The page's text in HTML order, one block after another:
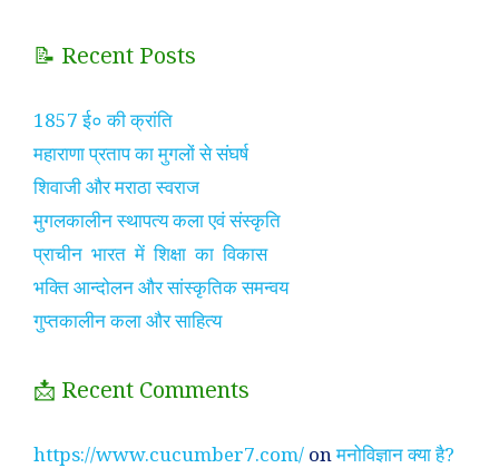
📝 Recent Posts
1857 ई० की क्रांति
महाराणा प्रताप का मुगलों से संघर्ष
शिवाजी और मराठा स्वराज
मुगलकालीन स्थापत्य कला एवं संस्कृति
प्राचीन भारत में शिक्षा का विकास
भक्ति आन्दोलन और सांस्कृतिक समन्वय
गुप्तकालीन कला और साहित्य
📩 Recent Comments
https://www.cucumber7.com/ onमनोविज्ञान क्या है?